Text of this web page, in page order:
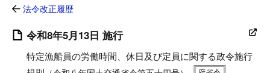
法令改正履歴
令和8年5月13日 施行
特定漁船員の労働時間、休日及び定員に関する政令施行